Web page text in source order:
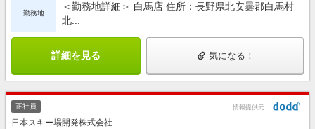
勤務地
＜勤務地詳細＞ 白馬店 住所：長野県北安曇郡白馬村
北...
詳細を見る 気になる！
正社員 情報提供元
日本スキー場開発株式会社